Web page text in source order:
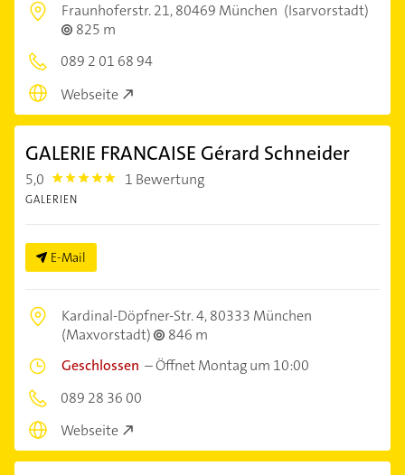
Fraunhoferstr. 21,80469 München (Isarvorstadt)
825 m
089 2 01 68 94
Webseite
GALERIE FRANCAISE Gérard Schneider
5,0 5.0 1 Bewertung
GALERIEN
E-Mail
Kardinal-Döpfner-Str. 4,80333 München
(Maxvorstadt)
846 m
Geschlossen –Öffnet Montag um 10:00
089 28 36 00
Webseite